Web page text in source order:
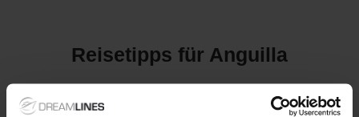
Reisetipps für Anguilla